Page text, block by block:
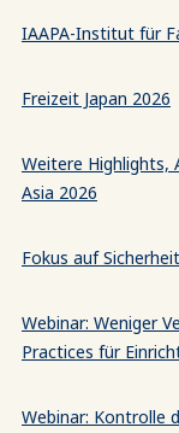
IAAPA-Institut für
Freizeit Japan 2026
Weitere Highlights,
Asia 2026
Fokus auf
Webinar: Weniger
Practices für
Webinar: Kontrolle